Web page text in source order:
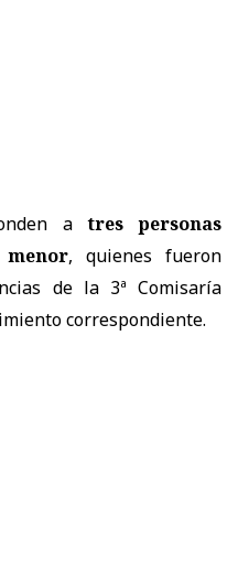
a tres personas
, quienes fueron
de la 3ª Comisaría
correspondiente.